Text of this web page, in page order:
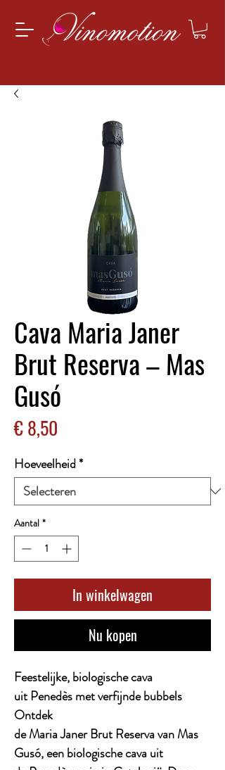
Cava Maria Janer
Brut Reserva – Mas
Gusó
€ 8,50
Hoeveelheid*
Aantal *
In winkelwagen
Nu kopen
Feestelijke, biologische cava
uit Penedès met verfijnde bubbels
Ontdek
de Maria Janer Brut Reserva van Mas
Gusó, een biologische cava uit